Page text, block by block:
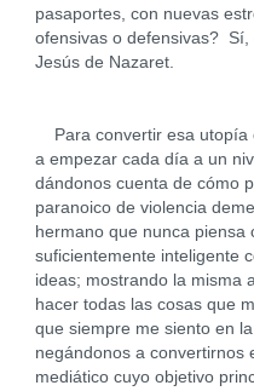
pasaportes, con nuevas
ofensivas o defensivas?
Jesús de Nazaret.
Para convertir esa utopía
a empezar cada día a un
dándonos cuenta de cómo
paranoico de violencia
hermano que nunca piensa
suficientemente inteligente
ideas; mostrando la misma
hacer todas las cosas que
que siempre me siento en
negándonos a convertirnos
mediático cuyo objetivo